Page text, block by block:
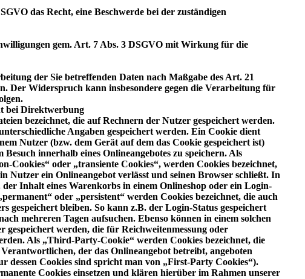
das Recht, eine Beschwerde bei der zuständigen
gem. Art. 7 Abs. 3 DSGVO mit Wirkung für die
der Sie betreffenden Daten nach Maßgabe des Art. 21
Der Widerspruch kann insbesondere gegen die Verarbeitung für
bei Direktwerbung
bezeichnet, die auf Rechnern der Nutzer gespeichert werden.
Angaben gespeichert werden. Ein Cookie dient
Nutzer (bzw. dem Gerät auf dem das Cookie gespeichert ist)
innerhalb eines Onlineangebotes zu speichern. Als
Cookies“ oder „transiente Cookies“, werden Cookies bezeichnet,
Nutzer ein Onlineangebot verlässt und seinen Browser schließt. In
der Inhalt eines Warenkorbs in einem Onlineshop oder ein Login-
oder „persistent“ werden Cookies bezeichnet, die auch
gespeichert bleiben. So kann z.B. der Login-Status gespeichert
mehreren Tagen aufsuchen. Ebenso können in einem solchen
gespeichert werden, die für Reichweitenmessung oder
Als „Third-Party-Cookie“ werden Cookies bezeichnet, die
der das Onlineangebot betreibt, angeboten
dessen Cookies sind spricht man von „First-Party Cookies“).
Cookies einsetzen und klären hierüber im Rahmen unserer